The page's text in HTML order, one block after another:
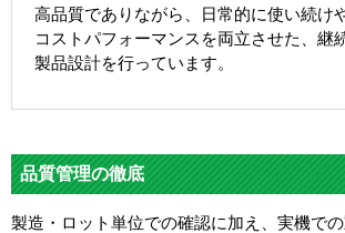
高品質でありながら、日常的に使い続け
コストパフォーマンスを両立させた、継
製品設計を行っています。
品質管理の徹底
製造・ロット単位での確認に加え、実機での